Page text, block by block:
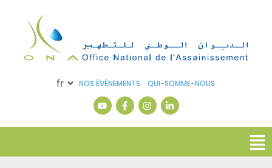
NOS ÉVÈNEMENTS QUI-SOMME-NOUS